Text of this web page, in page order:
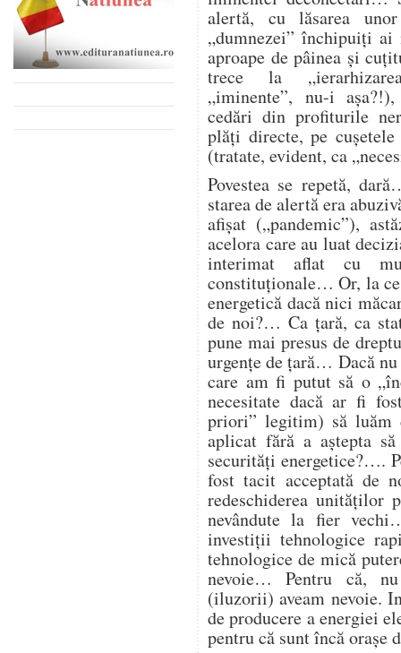
alertă, cu lăsarea
„dumnezei” închipuiți
aproape de pâinea și
trece la
„iminente”, nu-i
cedări din profiturile
plăți directe, pe
(tratate, evident, ca
Povestea se repetă,
starea de alertă era
afișat („pandemic”),
acelora care au luat
interimat aflat cu
constituționale… Or, la
energetică dacă nici
de noi?… Ca țară, ca
pune mai presus de
urgențe de țară… Dacă
care am fi putut să o
necesitate dacă ar fi
priori” legitim) să luăm
aplicat fără a aștepta
securități energetice?….
fost tacit acceptată de
redeschiderea unităților
nevândute la fier
investiții tehnologice
tehnologice de mică
nevoie… Pentru că,
(iluzorii) aveam nevoie.
de producere a energiei
pentru că sunt încă orașe